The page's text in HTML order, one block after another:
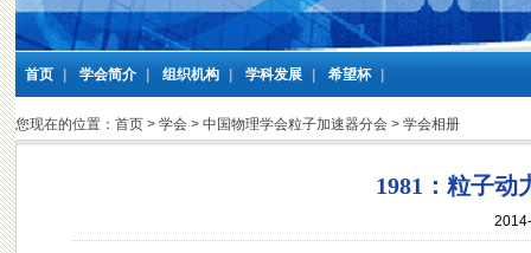
首页 学会简介 组织机构 学科发展 希望杯
您现在的位置： 首页> 学会> 中国物理学会粒子加速器分会> 学会相册
1981：粒子动